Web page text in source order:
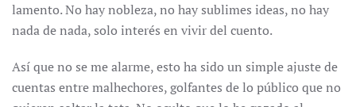
lamento. No hay nobleza, no hay sublimes ideas, no hay
nada de nada, solo interés en vivir del cuento.
Así que no se me alarme, esto ha sido un simple ajuste de
cuentas entre malhechores, golfantes de lo público que no